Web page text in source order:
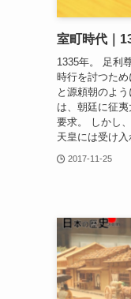
室町時代｜
1335年。 足利
時行を討つた
と源頼朝のよ
は、朝廷に征
要求。 しかし
天皇には受け入
2017-11-25